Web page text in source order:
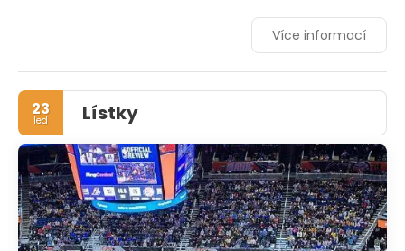
Make use of convenient amenities such as
complimentary wireless internet access, concierge
Make yourself at home in one of the 208 air-conditioned
rooms featuring LCD televisions. Complimentary wireless
internet access keeps you connected, and cable
programming is available for your entertainment. Private
bathrooms with showers feature complimentary toiletries
and hair dryers. Conveniences include safes and desks, as
well as phones with free local calls.
Enjoy a satisfying meal at Serendipity 3 Times Squar
serving guests of OYO Times Square.
Více informací
23
led Lístky